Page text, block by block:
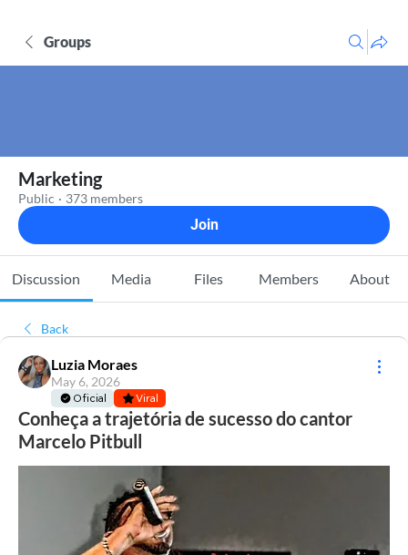
Groups
Marketing
Public · 373 members
Join
Discussion Media Files Members About
Back
Luzia Moraes
May 6, 2026
Oficial Viral
Conheça a trajetória de sucesso do cantor
Marcelo Pitbull